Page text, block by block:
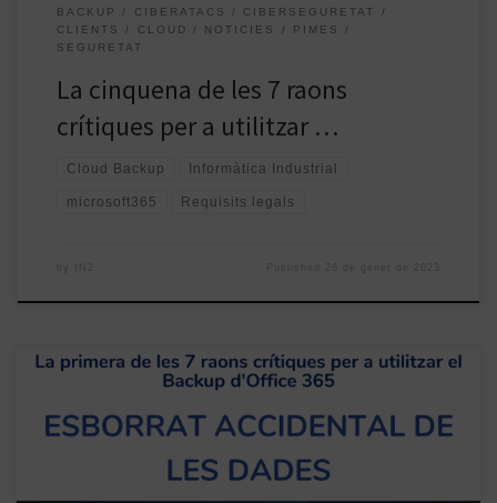
BACKUP CIBERATACS
CIBERSEGURETAT
CLIENTS
CLOUD NOTICIES
PIMES
SEGURETAT
La cinquena de les 7 raons
crítiques per a utilitzar …
Cloud Backup Informàtica Industrial
microsoft365 Requisits legals
ofereix per el treball en grup al núvol. Tot i que el seu ús s’ha